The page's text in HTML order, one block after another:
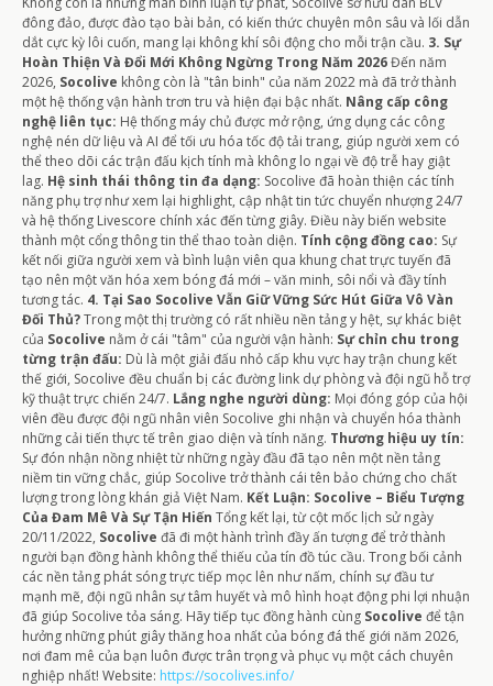
đông đảo, được đào tạo bài bản, có kiến thức chuyên môn sâu và lối dẫn
dắt cực kỳ lôi cuốn, mang lại không khí sôi động cho mỗi trận cầu. 3. Sự
Hoàn Thiện Và Đổi Mới Không Ngừng Trong Năm 2026Đến năm
2026, Socolive không còn là "tân binh" của năm 2022 mà đã trở thành
một hệ thống vận hành trơn tru và hiện đại bậc nhất. Nâng cấp công
nghệ liên tục: Hệ thống máy chủ được mở rộng, ứng dụng các công
nghệ nén dữ liệu và AI để tối ưu hóa tốc độ tải trang, giúp người xem có
thể theo dõi các trận đấu kịch tính mà không lo ngại về độ trễ hay giật
lag. Hệ sinh thái thông tin đa dạng: Socolive đã hoàn thiện các tính
năng phụ trợ như xem lại highlight, cập nhật tin tức chuyển nhượng 24/7
và hệ thống Livescore chính xác đến từng giây. Điều này biến website
thành một cổng thông tin thể thao toàn diện. Tính cộng đồng cao: Sự
kết nối giữa người xem và bình luận viên qua khung chat trực tuyến đã
tạo nên một văn hóa xem bóng đá mới – văn minh, sôi nổi và đầy tính
tương tác. 4. Tại Sao Socolive Vẫn Giữ Vững Sức Hút Giữa Vô Vàn
Đối Thủ?Trong một thị trường có rất nhiều nền tảng y hệt, sự khác biệt
của Socolive nằm ở cái "tâm" của người vận hành: Sự chỉn chu trong
từng trận đấu: Dù là một giải đấu nhỏ cấp khu vực hay trận chung kết
thế giới, Socolive đều chuẩn bị các đường link dự phòng và đội ngũ hỗ trợ
kỹ thuật trực chiến 24/7. Lắng nghe người dùng: Mọi đóng góp của hội
viên đều được đội ngũ nhân viên Socolive ghi nhận và chuyển hóa thành
những cải tiến thực tế trên giao diện và tính năng. Thương hiệu uy tín:
Sự đón nhận nồng nhiệt từ những ngày đầu đã tạo nên một nền tảng
niềm tin vững chắc, giúp Socolive trở thành cái tên bảo chứng cho chất
lượng trong lòng khán giả Việt Nam. Kết Luận: Socolive – Biểu Tượng
Của Đam Mê Và Sự Tận Hiến Tổng kết lại, từ cột mốc lịch sử ngày
20/11/2022, Socolive đã đi một hành trình đầy ấn tượng để trở thành
người bạn đồng hành không thể thiếu của tín đồ túc cầu. Trong bối cảnh
các nền tảng phát sóng trực tiếp mọc lên như nấm, chính sự đầu tư
mạnh mẽ, đội ngũ nhân sự tâm huyết và mô hình hoạt động phi lợi nhuận
đã giúp Socolive tỏa sáng. Hãy tiếp tục đồng hành cùng Socolive để tận
hưởng những phút giây thăng hoa nhất của bóng đá thế giới năm 2026,
nơi đam mê của bạn luôn được trân trọng và phục vụ một cách chuyên
nghiệp nhất! Website: https://socolives.info/